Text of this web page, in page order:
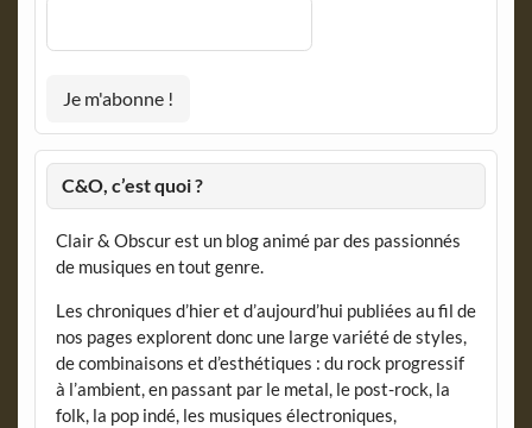
C&O, c’est quoi ?
Clair & Obscur est un blog animé par des passionnés
de musiques en tout genre.
Les chroniques d’hier et d’aujourd’hui publiées au fil de
nos pages explorent donc une large variété de styles,
de combinaisons et d’esthétiques : du rock progressif
à l’ambient, en passant par le metal, le post-rock, la
folk, la pop indé, les musiques électroniques,